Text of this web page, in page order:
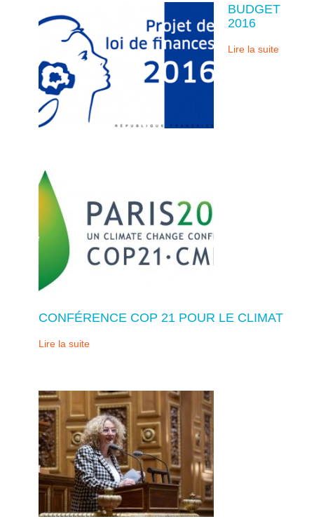
BUDGET
2016
Lire la suite
CONFÉRENCE COP 21 POUR LE CLIMAT
Lire la suite